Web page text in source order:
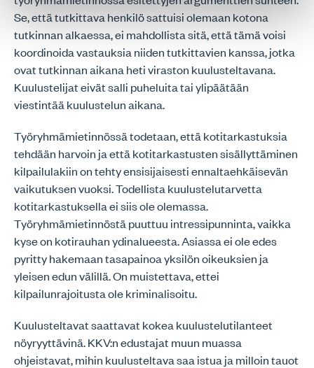
Se, että tutkittava henkilö sattuisi olemaan kotona
tutkinnan alkaessa, ei mahdollista sitä, että tämä voisi
koordinoida vastauksia niiden tutkittavien kanssa, jotka
ovat tutkinnan aikana heti viraston kuulusteltavana.
Kuulustelijat eivät salli puheluita tai ylipäätään
viestintää kuulustelun aikana.
Työryhmämietinnössä todetaan, että kotitarkastuksia
tehdään harvoin ja että kotitarkastusten sisällyttäminen
kilpailulakiin on tehty ensisijaisesti ennaltaehkäisevän
vaikutuksen vuoksi. Todellista kuulustelutarvetta
kotitarkastuksella ei siis ole olemassa.
Työryhmämietinnöstä puuttuu intressipunninta, vaikka
kyse on kotirauhan ydinalueesta. Asiassa ei ole edes
pyritty hakemaan tasapainoa yksilön oikeuksien ja
yleisen edun välillä. On muistettava, ettei
kilpailunrajoitusta ole kriminalisoitu.
Kuulusteltavat saattavat kokea kuulustelutilanteet
nöyryyttävinä. KKV:n edustajat muun muassa
ohjeistavat, mihin kuulusteltava saa istua ja milloin tauot